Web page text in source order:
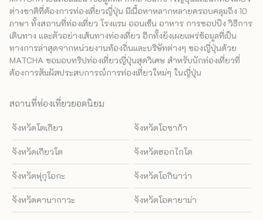
ต่างชาติที่ต้องการท่องเที่ยวญี่ปุ่น มีเนื้อหาหลากหลายครอบคลุมถึง 10
ภาษา ทั้งสถานที่ท่องเที่ยว โรงแรม ออนเซ็น อาหาร การชอปปิง วิธีการ
เดินทาง และตัวอย่างเส้นทางท่องเที่ยว อีกทั้งยังเผยแพร่ข้อมูลที่เป็น
ทางการล่าสุดจากหน่วยงานท้องถิ่นและบริษัทต่างๆ ของญี่ปุ่นด้วย
MATCHA ขอมอบทริปท่องเที่ยวญี่ปุ่นสุดวิเศษ สำหรับนักท่องเที่ยวที่
ต้องการสัมผัสประสบการณ์การท่องเที่ยวใหม่ๆ ในญี่ปุ่น
สถานที่ท่องเที่ยวยอดนิยม
จังหวัดโตเกียว จังหวัดโอซาก้า
จังหวัดเกียวโต จังหวัดฮอกไกโด
จังหวัดฟุกุโอกะ จังหวัดโอกินาว่า
จังหวัดคานากาวะ จังหวัดโอคายาม่า